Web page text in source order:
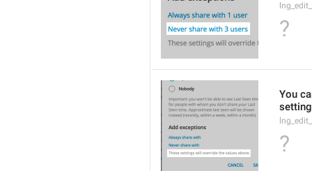
?
You
?